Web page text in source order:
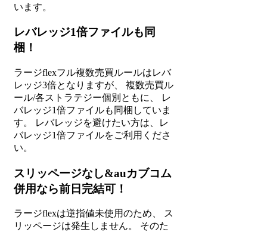
います。
レバレッジ1倍ファイルも同
梱！
ラージflexフル複数売買ルールはレバ
レッジ3倍となりますが、 複数売買ル
ール/各ストラテジー個別ともに、 レ
バレッジ1倍ファイルも同梱していま
す。 レバレッジを避けたい方は、レ
バレッジ1倍ファイルをご利用くださ
い。
スリッページなし&auカブコム
併用なら前日完結可！
ラージflexは逆指値未使用のため、 ス
リッページは発生しません。 そのた